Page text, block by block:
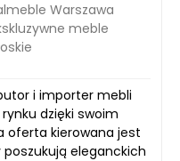
Warszawa
meble
i importer mebli
dzięki swoim
oferta kierowana jest
eleganckich